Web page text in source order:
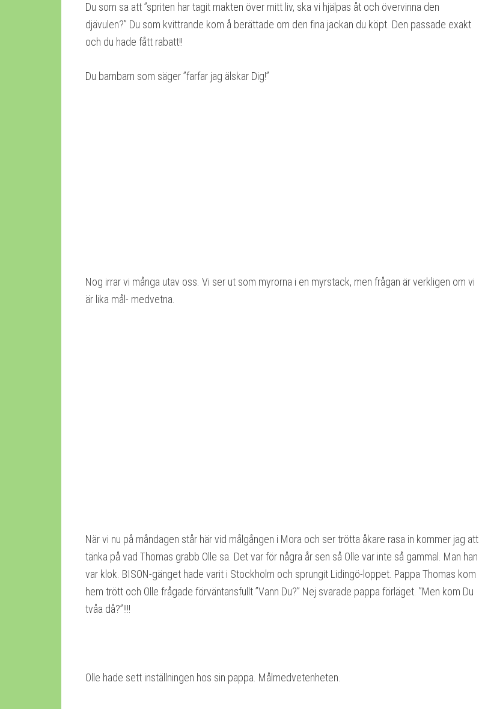
Du som sa att ”spriten har tagit makten över mitt liv, ska vi hjälpas åt och övervinna den
djävulen?” Du som kvittrande kom å berättade om den fina jackan du köpt. Den passade exakt
och du hade fått rabatt!!
Du barnbarn som säger ”farfar jag älskar Dig!”
Nog irrar vi många utav oss. Vi ser ut som myrorna i en myrstack, men frågan är verkligen om vi
är lika mål- medvetna.
När vi nu på måndagen står här vid målgången i Mora och ser trötta åkare rasa in kommer jag att
tänka på vad Thomas grabb Olle sa. Det var för några år sen så Olle var inte så gammal. Man han
var klok. BISON-gänget hade varit i Stockholm och sprungit Lidingö-loppet. Pappa Thomas kom
hem trött och Olle frågade förväntansfullt ”Vann Du?” Nej svarade pappa förläget. ”Men kom Du
tvåa då?”!!!!
Olle hade sett inställningen hos sin pappa. Målmedvetenheten.